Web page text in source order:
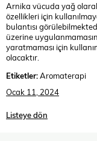
Arnika vücuda yağ
özellikleri için
bulantısı
üzerine
yaratmaması için
olacaktır.
Etiketler:Aromaterapi
Ocak 11, 2024
Listeye dön